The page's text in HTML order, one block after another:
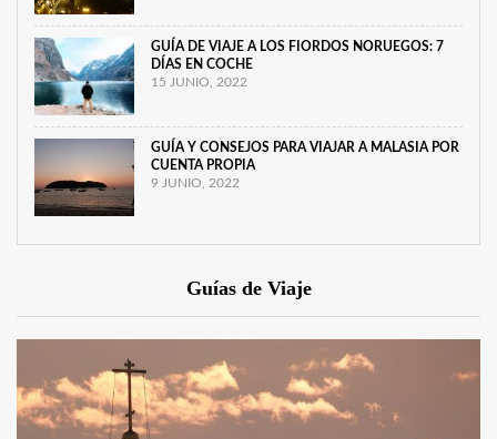
GUÍA DE VIAJE A LOS FIORDOS NORUEGOS: 7
DÍAS EN COCHE
15 JUNIO, 2022
GUÍA Y CONSEJOS PARA VIAJAR A MALASIA POR
CUENTA PROPIA
9 JUNIO, 2022
Guías de Viaje